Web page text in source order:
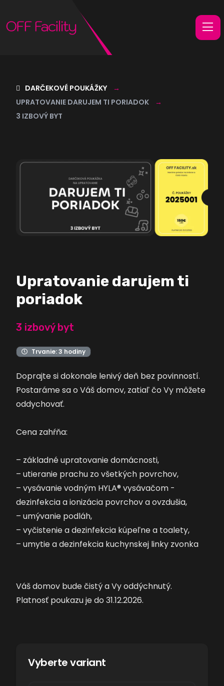
DARČEKOVÉ POUKÁŽKY
UPRATOVANIE DARUJEM TI PORIADOK
3 IZBOVÝ BYT
Upratovanie darujem ti
poriadok
3 izbový byt
Trvanie:3 hodiny
Doprajte si dokonale lenivý deň bez povinností.
Postaráme sa o Váš domov, zatiaľ čo Vy môžete
oddychovať.
Cena zahŕňa:
– základné upratovanie domácnosti,
– utieranie prachu zo všetkých povrchov,
– vysávanie vodným HYLA® vysávačom -
dezinfekcia a ionizácia povrchov a ovzdušia,
– umývanie podláh,
– vyčistenie a dezinfekcia kúpeľne a toalety,
– umytie a dezinfekcia kuchynskej linky zvonka
Váš domov bude čistý a Vy oddýchnutý.
Platnosť poukazu je do 31.12.2026.
Vyberte variant